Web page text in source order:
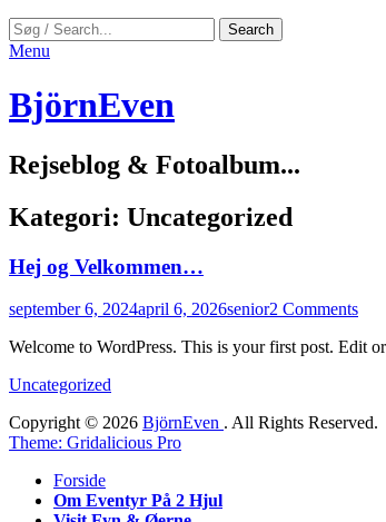
Search
Search
for:
Menu
BjörnEven
Rejseblog & Fotoalbum...
Kategori: Uncategorized
Hej og Velkommen…
Posted
september 6, 2024april 6, 2026Author
senior2 Comments
Welcome to WordPress. This is your first post. Edit
Categories
Uncategorized
Copyright © 2026 BjörnEven . All Rights Reserved.
Theme: Gridalicious Pro
Forside
Om Eventyr På 2 Hjul